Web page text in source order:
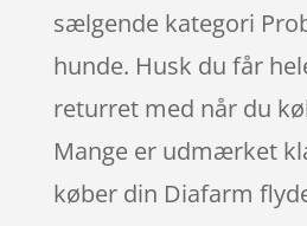
sælgende kategori
hunde. Husk du får
returret med når du
Mange er udmærket
køber din Diafarm